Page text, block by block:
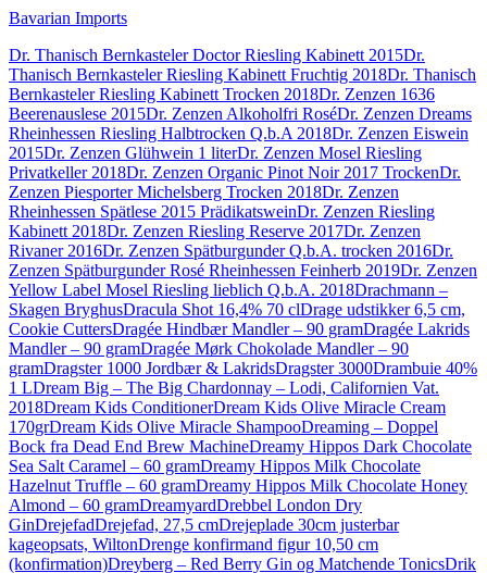
Bavarian Imports
Dr. Thanisch Bernkasteler Doctor Riesling Kabinett 2015Dr.
Thanisch Bernkasteler Riesling Kabinett Fruchtig 2018Dr. Thanisch
Bernkasteler Riesling Kabinett Trocken 2018Dr. Zenzen 1636
Beerenauslese 2015Dr. Zenzen Alkoholfri RoséDr. Zenzen Dreams
Rheinhessen Riesling Halbtrocken Q.b.A 2018Dr. Zenzen Eiswein
2015Dr. Zenzen Glühwein 1 literDr. Zenzen Mosel Riesling
Privatkeller 2018Dr. Zenzen Organic Pinot Noir 2017 TrockenDr.
Zenzen Piesporter Michelsberg Trocken 2018Dr. Zenzen
Rheinhessen Spätlese 2015 PrädikatsweinDr. Zenzen Riesling
Kabinett 2018Dr. Zenzen Riesling Reserve 2017Dr. Zenzen
Rivaner 2016Dr. Zenzen Spätburgunder Q.b.A. trocken 2016Dr.
Zenzen Spätburgunder Rosé Rheinhessen Feinherb 2019Dr. Zenzen
Yellow Label Mosel Riesling lieblich Q.b.A. 2018Drachmann –
Skagen BryghusDracula Shot 16,4% 70 clDrage udstikker 6,5 cm,
Cookie CuttersDragée Hindbær Mandler – 90 gramDragée Lakrids
Mandler – 90 gramDragée Mørk Chokolade Mandler – 90
gramDragster 1000 Jordbær & LakridsDragster 3000Drambuie 40%
1 LDream Big – The Big Chardonnay – Lodi, Californien Vat.
2018Dream Kids ConditionerDream Kids Olive Miracle Cream
170grDream Kids Olive Miracle ShampooDreaming – Doppel
Bock fra Dead End Brew MachineDreamy Hippos Dark Chocolate
Sea Salt Caramel – 60 gramDreamy Hippos Milk Chocolate
Hazelnut Truffle – 60 gramDreamy Hippos Milk Chocolate Honey
Almond – 60 gramDreamyardDrebbel London Dry
GinDrejefadDrejefad, 27,5 cmDrejeplade 30cm justerbar
kageopsats, WiltonDrenge konfirmand figur 10,50 cm
(konfirmation)Dreyberg – Red Berry Gin og Matchende TonicsDrik